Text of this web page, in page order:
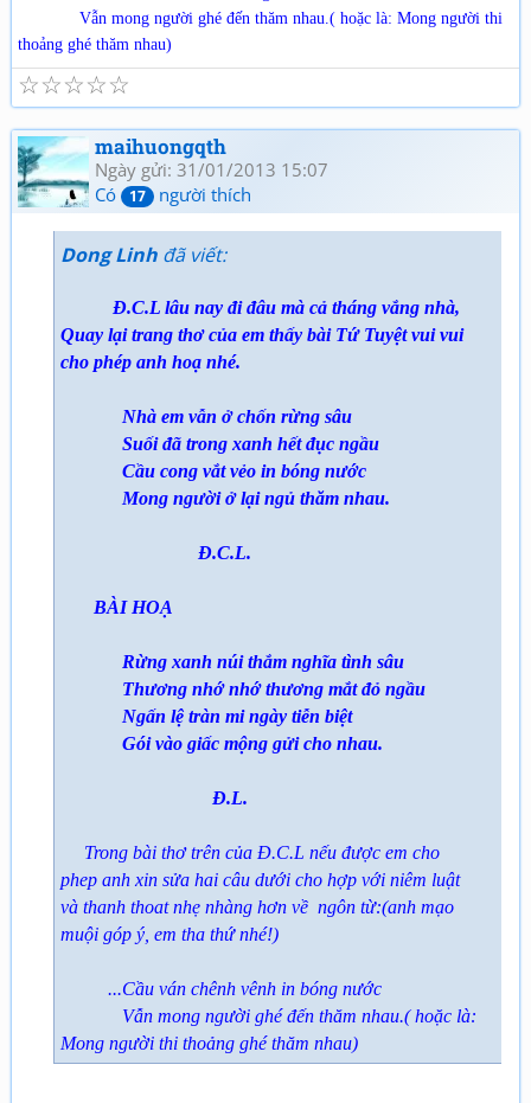
Vẫn mong người ghé đến thăm nhau.( hoặc là: Mong người thi
thoảng ghé thăm nhau)
☆
☆
☆
☆
☆
maihuongqth
Ngày gửi: 31/01/2013 15:07
Có
17 người thích
Dong Linh đã viết:
Đ.C.L lâu nay đi đâu mà cả tháng vắng nhà,
Quay lại trang thơ của em thấy bài Tứ Tuyệt vui vui
cho phép anh hoạ nhé.
Nhà em vẫn ở chốn rừng sâu
Suối đã trong xanh hết đục ngầu
Cầu cong vắt vẻo in bóng nước
Mong người ở lại ngủ thăm nhau.
Đ.C.L.
BÀI HOẠ
Rừng xanh núi thắm nghĩa tình sâu
Thương nhớ nhớ thương mắt đỏ ngầu
Ngấn lệ tràn mi ngày tiễn biệt
Gói vào giấc mộng gửi cho nhau.
Đ.L.
Trong bài thơ trên của Đ.C.L nếu được em cho
phep anh xin sửa hai câu dưới cho hợp với niêm luật
và thanh thoat nhẹ nhàng hơn về ngôn từ:(anh mạo
muội góp ý, em tha thứ nhé!)
...Cầu ván chênh vênh in bóng nước
Vẫn mong người ghé đến thăm nhau.( hoặc là:
Mong người thi thoảng ghé thăm nhau)